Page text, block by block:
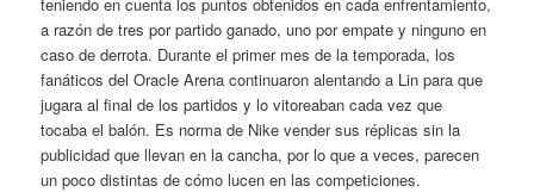
a razón de tres por partido ganado, uno por empate y ninguno en
caso de derrota. Durante el primer mes de la temporada, los
fanáticos del Oracle Arena continuaron alentando a Lin para que
jugara al final de los partidos y lo vitoreaban cada vez que
tocaba el balón. Es norma de Nike vender sus réplicas sin la
publicidad que llevan en la cancha, por lo que a veces, parecen
un poco distintas de cómo lucen en las competiciones.